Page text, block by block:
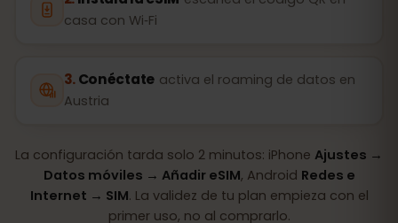
casa con Wi‑Fi
Conéctate activa el roaming de datos en
Austria
La configuración tarda solo 2 minutos: iPhone Ajustes →
Datos móviles → Añadir eSIM, Android Redes e
Internet → SIM. La validez de tu plan empieza con el
primer uso, no al comprarlo.